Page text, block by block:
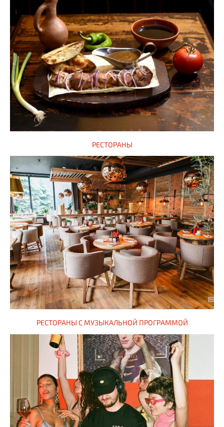
РЕСТОРАНЫ
РЕСТОРАНЫ С МУЗЫКАЛЬНОЙ ПРОГРАММОЙ